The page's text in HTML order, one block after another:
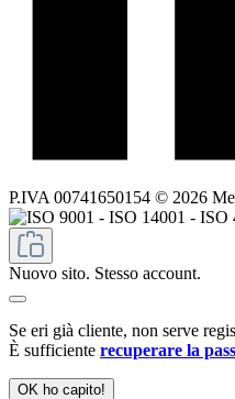
P.IVA 00741650154 © 2026
Nuovo sito. Stesso account.
Se eri già cliente, non serve
È sufficiente recuperare la
OK ho capito!